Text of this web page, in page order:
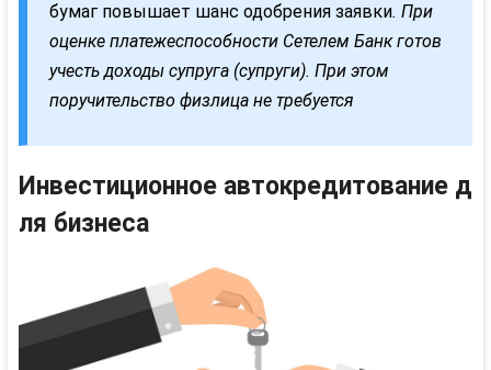
бумаг повышает шанс одобрения заявки. При
оценке платежеспособности Сетелем Банк готов
учесть доходы супруга (супруги). При этом
поручительство физлицане требуется
Инвестиционное автокредитованиед
ля бизнеса